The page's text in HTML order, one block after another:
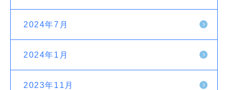
2024年7月
2024年1月
2023年11月